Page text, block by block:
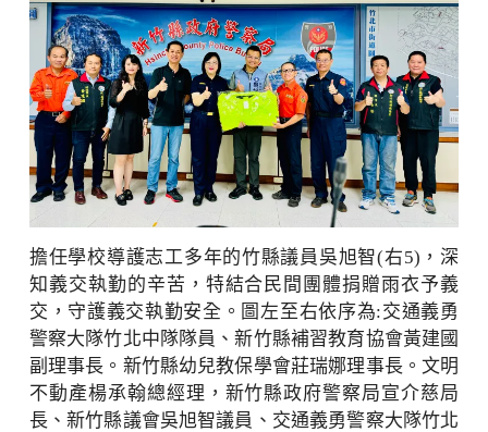
擔任學校導護志工多年的竹縣議員吳旭智(右5)，深
知義交執勤的辛苦，特結合民間團體捐贈雨衣予義
交，守護義交執勤安全。圖左至右依序為:交通義勇
警察大隊竹北中隊隊員、新竹縣補習教育協會黃建國
副理事長。新竹縣幼兒教保學會莊瑞娜理事長。文明
不動產楊承翰總經理，新竹縣政府警察局宣介慈局
長、新竹縣議會吳旭智議員、交通義勇警察大隊竹北